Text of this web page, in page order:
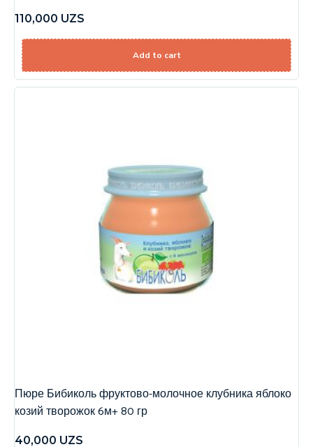
110,000 UZS
Add to cart
Пюре Бибиколь фруктово-молочное клубника яблоко
козий творожок 6м+ 80 гр
40,000 UZS